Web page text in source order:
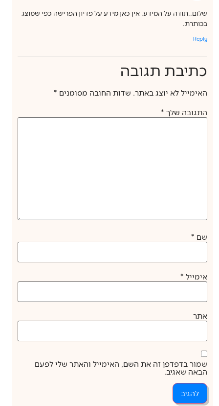
שלום..תודה על המידע. אין כאן מידע על פדיון הפרישה כפי שמוצג
בכותרת.
Reply
כתיבת תגובה
האימייל לא יוצג באתר. שדות החובה מסומנים *
התגובה שלך *
שם *
אימייל *
אתר
שמור בדפדפן זה את השם, האימייל והאתר שלי לפעם
הבאה שאגיב.